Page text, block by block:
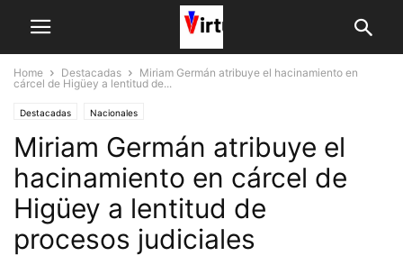
Home Destacadas
Miriam Germán atribuye el hacinamiento en
cárcel de Higüey a lentitud de...
Destacadas Nacionales
Miriam Germán atribuye el
hacinamiento en cárcel de
Higüey a lentitud de
procesos judiciales